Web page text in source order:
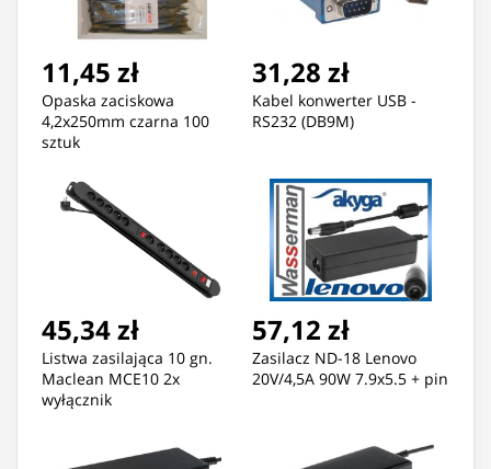
11,45 zł
Opaska zaciskowa
4,2x250mm czarna 100
sztuk
31,28 zł
Kabel konwerter USB -
RS232 (DB9M)
45,34 zł
Listwa zasilająca 10 gn.
Maclean MCE10 2x
wyłącznik
57,12 zł
Zasilacz ND-18 Lenovo
20V/4,5A 90W 7.9x5.5 + pin